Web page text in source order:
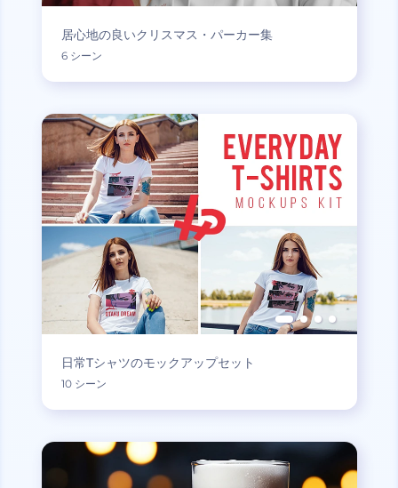
居心地の良いクリスマス・パーカー集
6 シーン
日常Tシャツのモックアップセット
10 シーン